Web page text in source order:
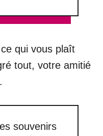
qui vous plaît
tout, votre amitié
souvenirs